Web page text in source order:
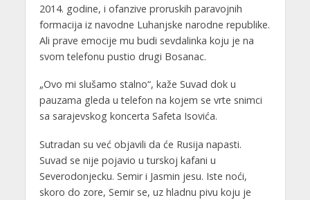
2014. godine, i ofanzive proruskih paravojnih
formacija iz navodne Luhanjske narodne republike.
Ali prave emocije mu budi sevdalinka koju je na
svom telefonu pustio drugi Bosanac.
„Ovo mi slušamo stalno“, kaže Suvad dok u
pauzama gleda u telefon na kojem se vrte snimci
sa sarajevskog koncerta Safeta Isovića.
Sutradan su već objavili da će Rusija napasti.
Suvad se nije pojavio u turskoj kafani u
Severodonjecku. Semir i Jasmin jesu. Iste noći,
skoro do zore, Semir se, uz hladnu pivu koju je